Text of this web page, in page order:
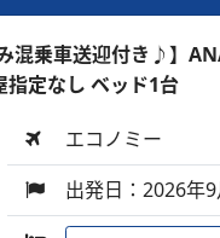
混乗車送迎付き♪】
指定なし ベッド1台
エコノミー
出発日：2026年